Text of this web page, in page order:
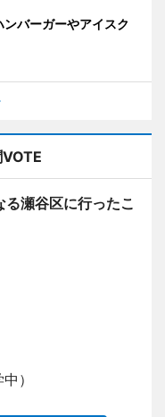
バーガーやアイスク
る瀬谷区に行ったこ
）